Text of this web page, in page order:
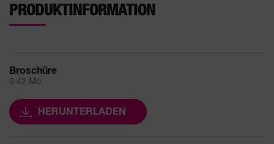
PRODUKTINFORMATION
Broschüre
0.42 Mo
HERUNTERLADEN